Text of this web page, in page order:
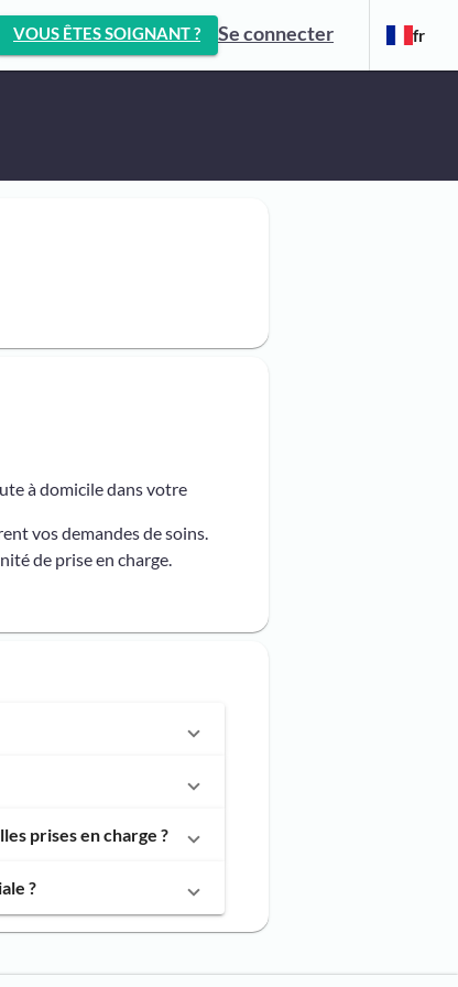
VOUS ÊTES SOIGNANT ? Se connecter fr
à domicile dans votre
vos demandes de soins.
de prise en charge.
prises en charge ?
?